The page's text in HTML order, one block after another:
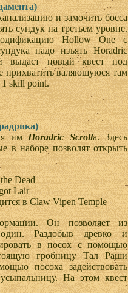
и замочить босса
сундук на третьем уровне.
Hollow One с
надо изъять Horadric
выдаст новый квест под
прихватить валяющуюся там
1 skill point.
имHoradric Scrollа. Здесь
в наборе позволят открыть
Dead
Lair
в Claw Vipen Temple
Он позволяет из
один. Раздобыв древко и
в посох с помощью
гробницу Тал Раши
посоха задействовать
На этом квест